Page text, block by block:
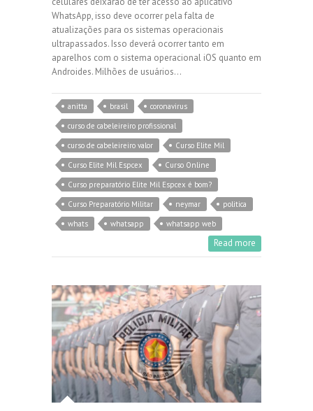
WhatsApp, isso deve ocorrer pela falta de
atualizações para os sistemas operacionais
ultrapassados. Isso deverá ocorrer tanto em
aparelhos com o sistema operacional iOS quanto em
Androides. Milhões de usuários…
anitta brasil
coronavirus
curso de cabeleireiro profissional
curso de cabeleireiro valor
Curso Elite Mil
Curso Elite Mil Espcex
Curso Online
Curso preparatório Elite Mil Espcex é bom?
Curso Preparatório Militar
neymar
politica
whats
whatsapp whatsapp web
Read more